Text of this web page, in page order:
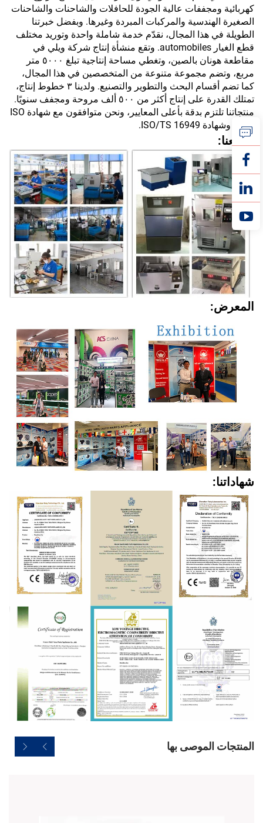
كهربائية ومجففات عالية الجودة للحافلات والشاحنات والشاحنات
الصغيرة الهندسية والمركبات المبردة وغيرها. وبفضل خبرتنا
الطويلة في هذا المجال، نقدّم خدمة شاملة واحدة وتوريد مختلف
قطع الغيار automobiles. وتقع منشأة إنتاج شركة ويلي في
مقاطعة هونان بالصين، وتغطي مساحة إنتاجية تبلغ ٥٠٠٠ متر
مربع، وتضم مجموعة متنوعة من المتخصصين في هذا المجال،
كما تضم أقسام البحث والتطوير والتصنيع. ولدينا ٣ خطوط إنتاج،
تمتلك القدرة على إنتاج أكثر من ٥٠٠ ألف مروحة ومجفف سنويًا.
منتجاتنا تلتزم بدقة بأعلى المعايير، ونحن متوافقون مع شهادة ISO
9001 وشهادة ISO/TS 16949.
مصنعنا:
المعرض:
شهاداتنا:
المنتجات الموصى بها